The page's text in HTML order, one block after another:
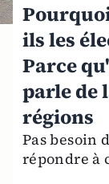
ils les
Parce
parle de
régions
Pas besoin
répondre à